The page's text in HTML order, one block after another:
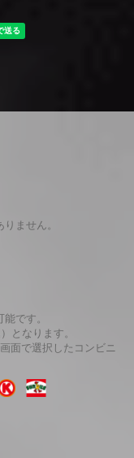
ません。
です。
となります。
面で選択したコンビニ